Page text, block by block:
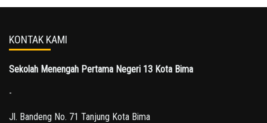
KONTAK KAMI
Sekolah Menengah Pertama Negeri 13 Kota Bima
-
Jl. Bandeng No. 71 Tanjung Kota Bima